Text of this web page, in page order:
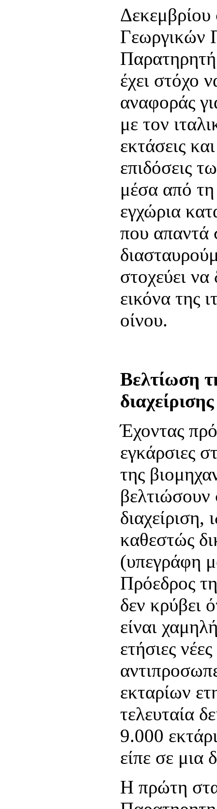
Γεωργικών
έχει στόχο
αναφοράς
με τον
εκτάσεις
επιδόσεις
μέσα από
εγχώρια
που απαντά
στοχεύει
εικόνα της
οίνου.
Βελτίωση
διαχείρισης
Έχοντας
εγκάρσιες
της
βελτιώσουν
διαχείριση,
καθεστώς
(υπεγράφη
Πρόεδρος
δεν κρύβει
είναι
ετήσιες
εκταρίων
τελευταία
9.000
είπε σε μια
Η πρώτη